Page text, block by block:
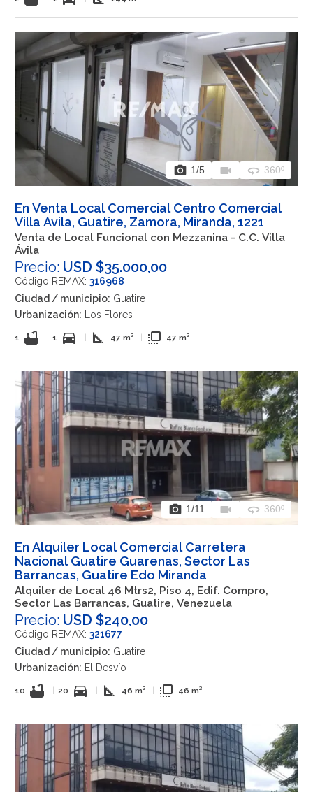
photo_camera 1/5 videocam 360 360º
En Venta Local Comercial Centro Comercial
Villa Avila, Guatire, Zamora, Miranda, 1221
Venta de Local Funcional con Mezzanina - C.C. Villa
Ávila
Precio: USD $35.000,00
Código REMAX: 316968
Ciudad / municipio: Guatire
Urbanización: Los Flores
1 bathtub 1 directions_car square_foot 47 m² flip_to_front 47 m²
photo_camera 1/11 videocam 360 360º
En Alquiler Local Comercial Carretera
Nacional Guatire Guarenas, Sector Las
Barrancas, Guatire Edo Miranda
Alquiler de Local 46 Mtrs2, Piso 4, Edif. Compro,
Sector Las Barrancas, Guatire, Venezuela
Precio: USD $240,00
Código REMAX: 321677
Ciudad / municipio: Guatire
Urbanización: El Desvío
10 bathtub 20 directions_car square_foot 46 m² flip_to_front 46 m²